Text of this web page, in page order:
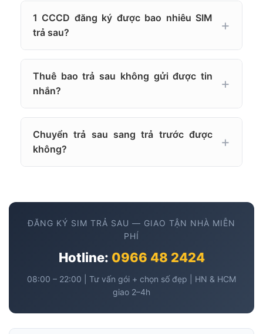
1 CCCD đăng ký được bao nhiêu SIM
trả sau?
Thuê bao trả sau không gửi được tin
nhắn?
Chuyển trả sau sang trả trước được
không?
ĐĂNG KÝ SIM TRẢ SAU — GIAO TẬN NHÀ MIỄN
PHÍ
Hotline: 0966 48 2424
08:00 – 22:00 | Tư vấn gói + chọn số đẹp | HN & HCM
giao 2–4h